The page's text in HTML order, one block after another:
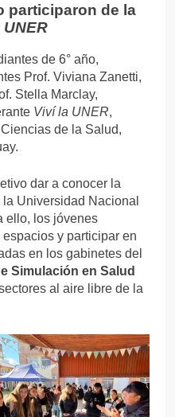
participaron de la
UNER
de 6° año,
Prof. Viviana Zanetti,
Stella Marclay,
Viví la UNER,
de la Salud,
dar a conocer la
Universidad Nacional
ello, los jóvenes
y participar en
en los gabinetes del
Simulación en Salud
al aire libre de la